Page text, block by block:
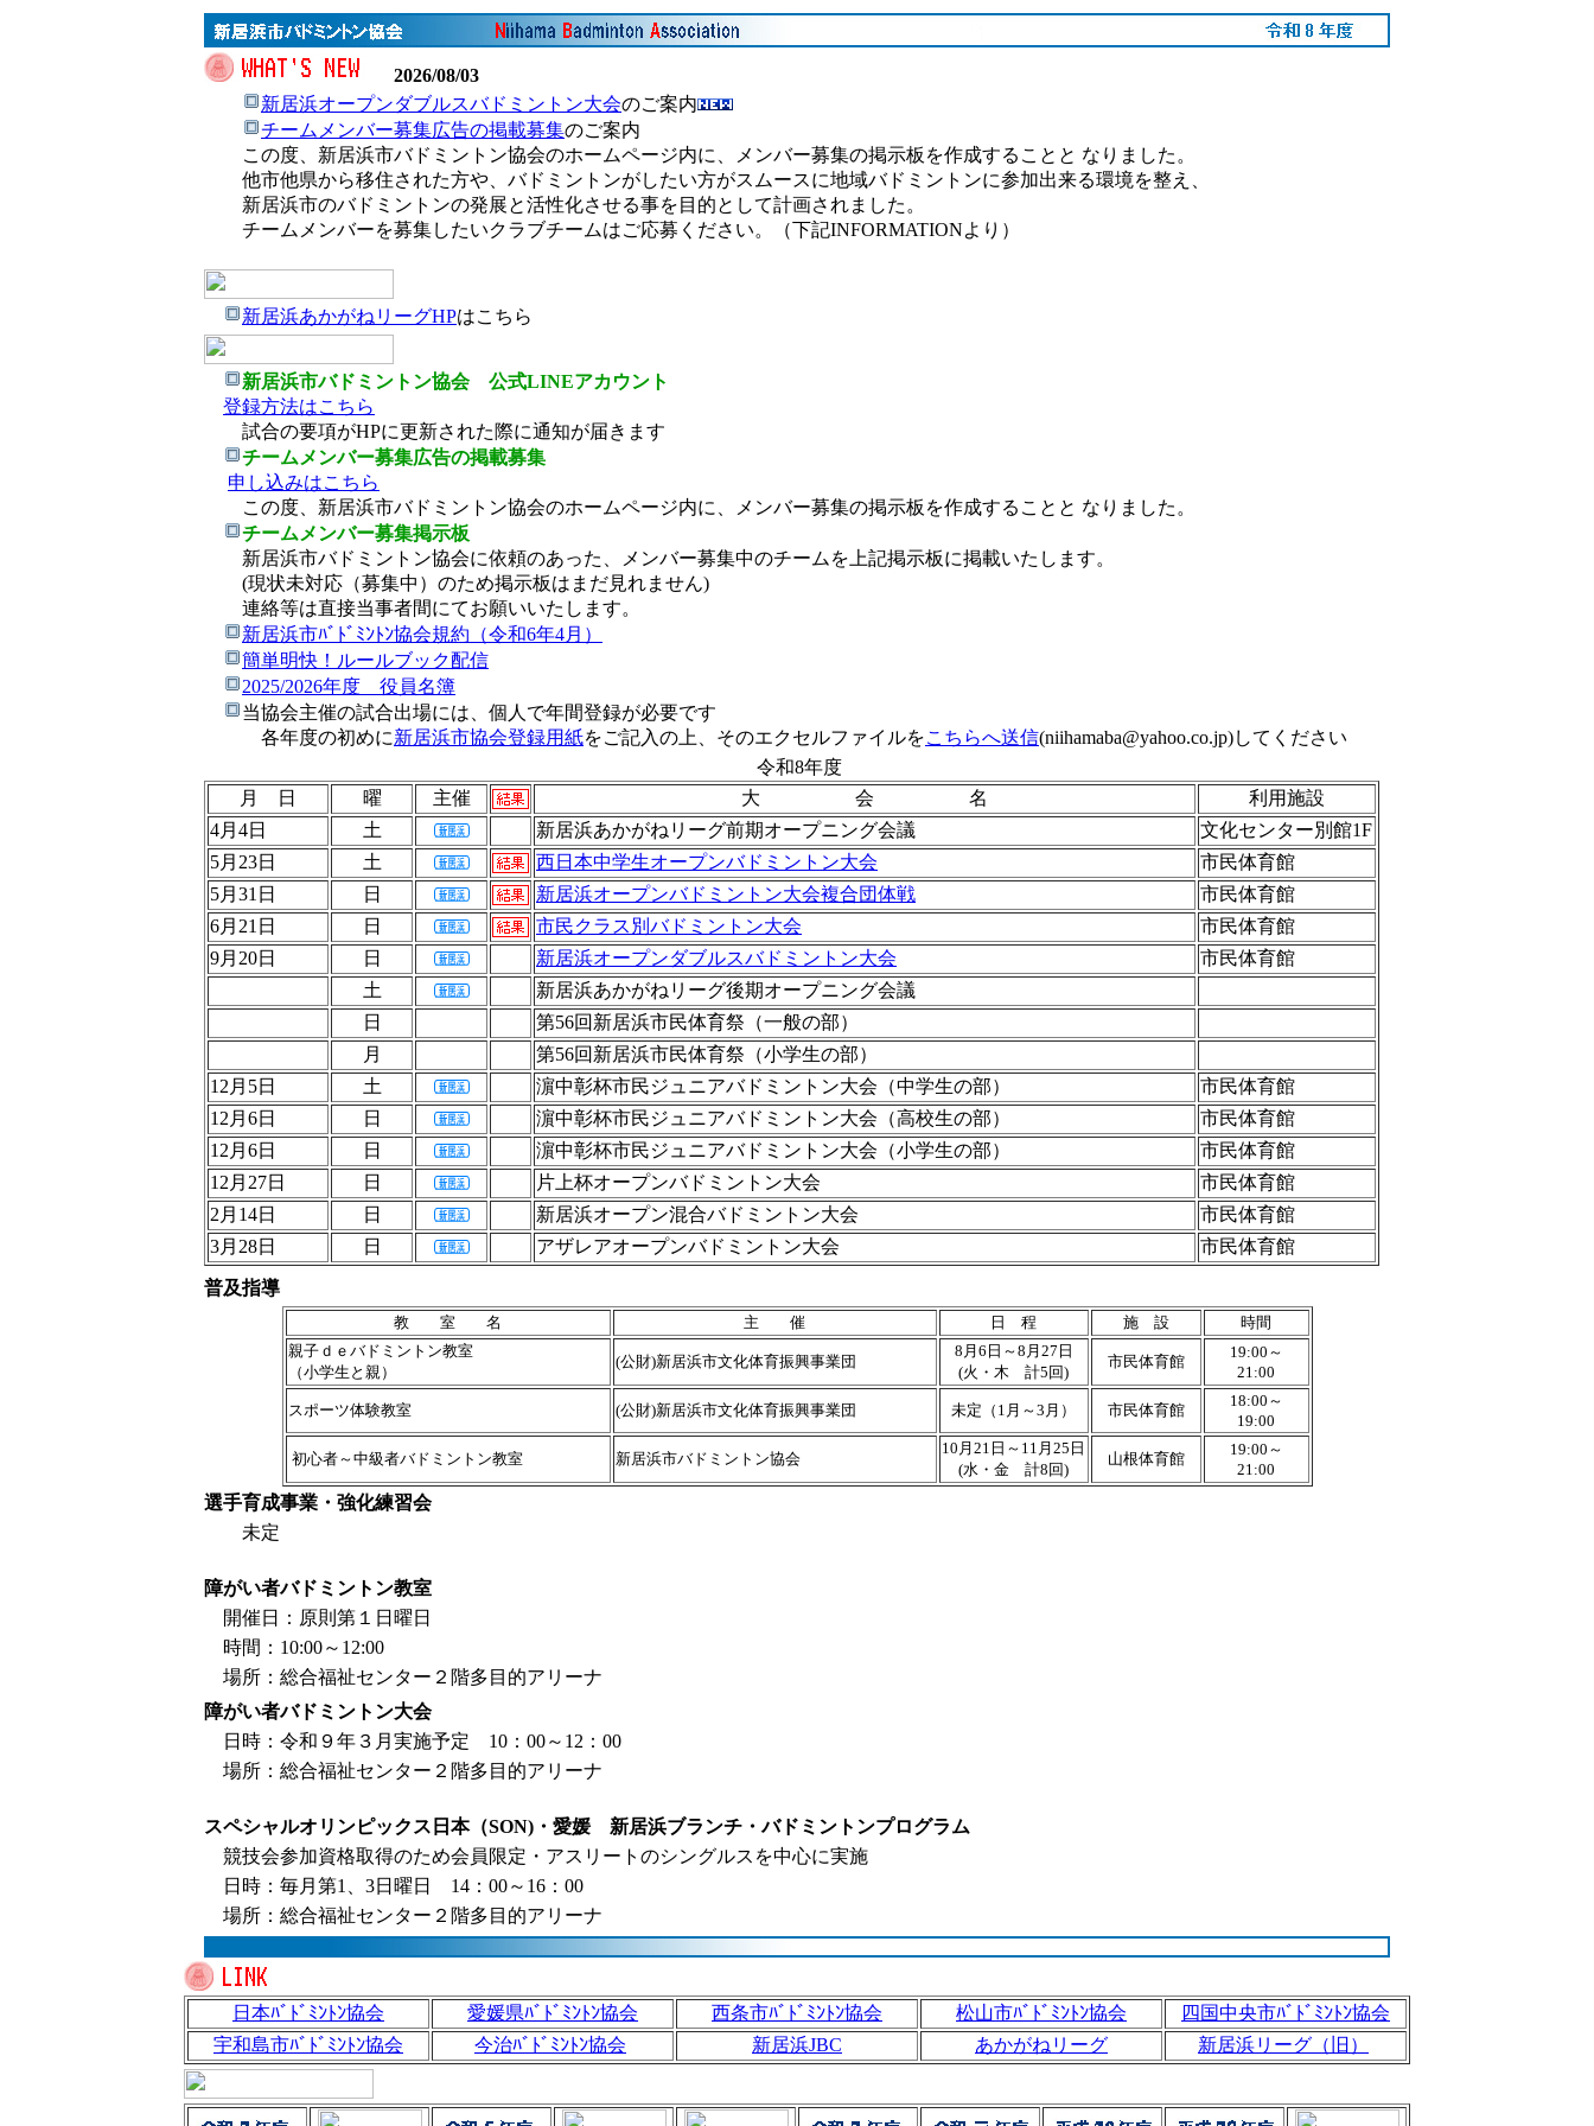
2026/08/03
新居浜オープンダブルスバドミントン大会のご案内
チームメンバー募集広告の掲載募集のご案内
この度、新居浜市バドミントン協会のホームページ内に、メンバー募集の掲示板を作成することと なりました。
他市他県から移住された方や、バドミントンがしたい方がスムースに地域バドミントンに参加出来る環境を整え、
新居浜市のバドミントンの発展と活性化させる事を目的として計画されました。
チームメンバーを募集したいクラブチームはご応募ください。（下記INFORMATIONより）
新居浜あかがねリーグHPはこちら
新居浜市バドミントン協会 公式LINEアカウント
登録方法はこちら
試合の要項がHPに更新された際に通知が届きます
チームメンバー募集広告の掲載募集
申し込みはこちら
この度、新居浜市バドミントン協会のホームページ内に、メンバー募集の掲示板を作成することと なりました。
チームメンバー募集掲示板
新居浜市バドミントン協会に依頼のあった、メンバー募集中のチームを上記掲示板に掲載いたします。
(現状未対応（募集中）のため掲示板はまだ見れません)
連絡等は直接当事者間にてお願いいたします。
新居浜市ﾊﾞﾄﾞﾐﾝﾄﾝ協会規約（令和6年4月）
簡単明快！ルールブック配信
2025/2026年度 役員名簿
当協会主催の試合出場には、個人で年間登録が必要です
各年度の初めに新居浜市協会登録用紙をご記入の上、そのエクセルファイルをこちらへ送信(niihamaba@yahoo.co.jp)してください
令和8年度
月 日
曜 主催 大 会 名
利用施設
4月4日
土 新居浜あかがねリーグ前期オープニング会議
文化センター別館1F
5月23日
土 西日本中学生オープンバドミントン大会
市民体育館
5月31日
日 新居浜オープンバドミントン大会複合団体戦
市民体育館
6月21日
日 市民クラス別バドミントン大会
市民体育館
9月20日
日 新居浜オープンダブルスバドミントン大会
市民体育館
土
新居浜あかがねリーグ後期オープニング会議
日
第56回新居浜市民体育祭（一般の部）
月
第56回新居浜市民体育祭（小学生の部）
12月5日
土 濵中彰杯市民ジュニアバドミントン大会（中学生の部）
市民体育館
12月6日
日 濵中彰杯市民ジュニアバドミントン大会（高校生の部）
市民体育館
12月6日
日 濵中彰杯市民ジュニアバドミントン大会（小学生の部）
市民体育館
12月27日
日 片上杯オープンバドミントン大会
市民体育館
2月14日
日 新居浜オープン混合バドミントン大会
市民体育館
3月28日
日 アザレアオープンバドミントン大会 市民体育館
普及指導
教 室 名 主 催 日 程 施 設
時間
親子ｄｅバドミントン教室
（小学生と親）
(公財)新居浜市文化体育振興事業団
8月6日～8月27日
(火・木 計5回)
市民体育館
19:00～
21:00
スポーツ体験教室 (公財)新居浜市文化体育振興事業団 未定（1月～3月） 市民体育館
18:00～
19:00
初心者～中級者バドミントン教室 新居浜市バドミントン協会
10月21日～11月25日
(水・金 計8回)
山根体育館
19:00～
21:00
選手育成事業・強化練習会
未定
障がい者バドミントン教室
開催日：原則第１日曜日
時間：10:00～12:00
場所：総合福祉センター２階多目的アリーナ
障がい者バドミントン大会
日時：令和９年３月実施予定 10：00～12：00
場所：総合福祉センター２階多目的アリーナ
スペシャルオリンピックス日本（SON)・愛媛 新居浜ブランチ・バドミントンプログラム
競技会参加資格取得のため会員限定・アスリートのシングルスを中心に実施
日時：毎月第1、3日曜日 14：00～16：00
場所：総合福祉センター２階多目的アリーナ
日本ﾊﾞﾄﾞﾐﾝﾄﾝ協会 愛媛県ﾊﾞﾄﾞﾐﾝﾄﾝ協会 西条市ﾊﾞﾄﾞﾐﾝﾄﾝ協会 松山市ﾊﾞﾄﾞﾐﾝﾄﾝ協会
四国中央市ﾊﾞﾄﾞﾐﾝﾄﾝ協会
宇和島市ﾊﾞﾄﾞﾐﾝﾄﾝ協会
今治ﾊﾞﾄﾞﾐﾝﾄﾝ協会 新居浜JBC あかがねリーグ 新居浜リーグ（旧）